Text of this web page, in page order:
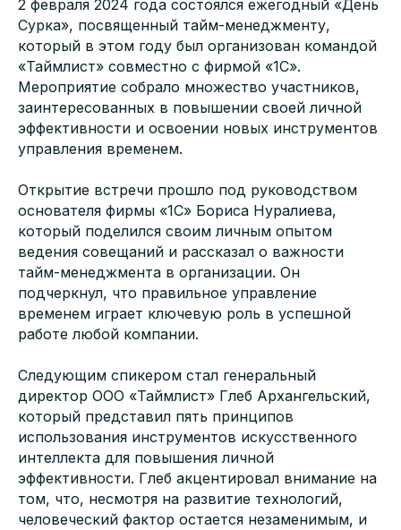
2 февраля 2024 года состоялся ежегодный «День
Сурка», посвященный тайм-менеджменту,
который в этом году был организован командой
«Таймлист» совместно с фирмой «1С».
Мероприятие собрало множество участников,
заинтересованных в повышении своей личной
эффективности и освоении новых инструментов
управления временем.
Открытие встречи прошло под руководством
основателя фирмы «1С» Бориса Нуралиева,
который поделился своим личным опытом
ведения совещаний и рассказал о важности
тайм-менеджмента в организации. Он
подчеркнул, что правильное управление
временем играет ключевую роль в успешной
работе любой компании.
Следующим спикером стал генеральный
директор ООО «Таймлист» Глеб Архангельский,
который представил пять принципов
использования инструментов искусственного
интеллекта для повышения личной
эффективности. Глеб акцентировал внимание на
том, что, несмотря на развитие технологий,
человеческий фактор остается незаменимым, и